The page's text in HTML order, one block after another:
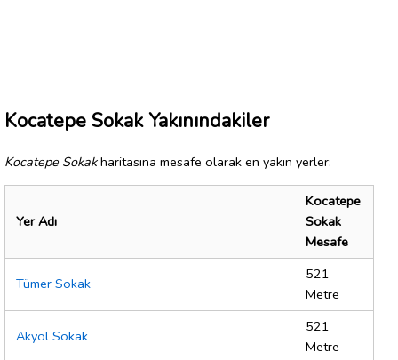
Kocatepe Sokak Yakınındakiler
Kocatepe Sokakharitasına mesafe olarak en yakın yerler:
Yer Adı
Kocatepe
Sokak
Mesafe
Tümer Sokak
521
Metre
Akyol Sokak
521
Metre